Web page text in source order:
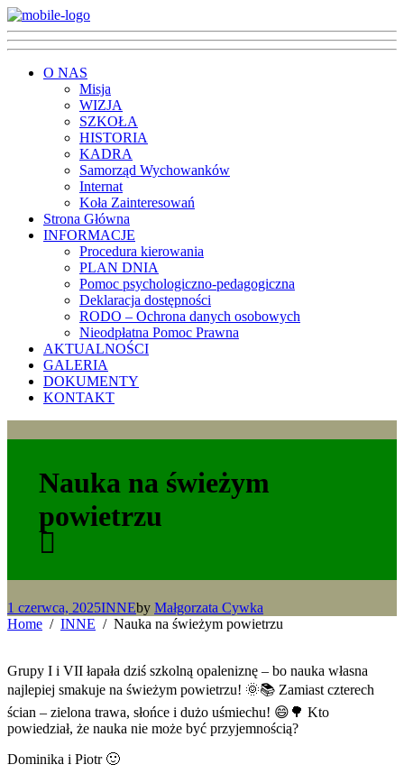
O NAS
Misja
WIZJA
SZKOŁA
HISTORIA
KADRA
Samorząd Wychowanków
Internat
Koła Zainteresowań
Strona Główna
INFORMACJE
Procedura kierowania
PLAN DNIA
Pomoc psychologiczno-pedagogiczna
Deklaracja dostępności
RODO – Ochrona danych osobowych
Nieodpłatna Pomoc Prawna
AKTUALNOŚCI
GALERIA
DOKUMENTY
KONTAKT
Nauka na świeżym
powietrzu
1 czerwca, 2025INNEby Małgorzata Cywka
Home
INNE Nauka na świeżym powietrzu
Grupy I i VII łapała dziś szkolną opaleniznę – bo nauka własna
najlepiej smakuje na świeżym powietrzu! 🌞📚 Zamiast czterech
ścian – zielona trawa, słońce i dużo uśmiechu! 😄🌳 Kto
powiedział, że nauka nie może być przyjemnością?
Dominika i Piotr 🙂